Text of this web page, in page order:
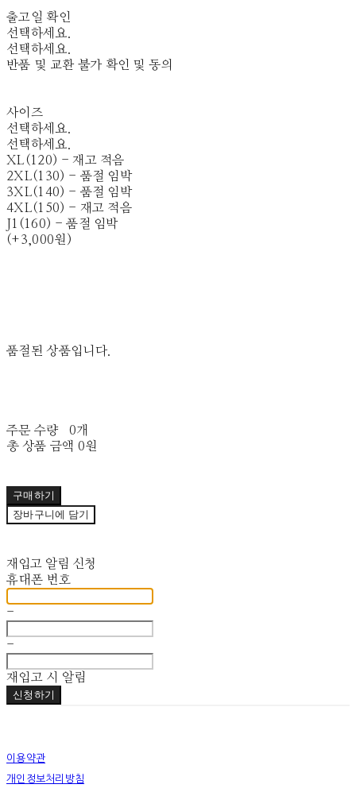
출고일 확인
선택하세요.
선택하세요.
반품 및 교환 불가 확인 및 동의
사이즈
선택하세요.
선택하세요.
XL(120) - 재고 적음
2XL(130) - 품절 임박
3XL(140) - 품절 임박
4XL(150) - 재고 적음
J1(160) - 품절 임박
(+3,000원)
품절된 상품입니다.
주문 수량
0개
총 상품 금액 0원
구매하기
장바구니에 담기
재입고 알림 신청
휴대폰 번호
-
-
재입고 시 알림
신청하기
이용약관
개인정보처리방침